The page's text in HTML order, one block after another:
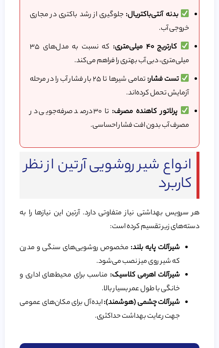
بدنه آنتی‌باکتریال: جلوگیری از رشد باکتری در مجاری
خروجی آب.
کارتریج ۴۰ میلی‌متری:
که نسبت به مدل‌های ۳۵
میلی‌متری، دبی آب بهتری را فراهم می‌کند.
تست فشار:
تمامی شیرها تا ۲۵ بار فشار آب را در مرحله
آزمایش تحمل کرده‌اند.
پرلاتور کاهنده مصرف:
تا ۳۰ درصد صرفه‌جویی در
مصرف آب بدون افت فشار احساسی.
انواع شیر روشویی آرتین از نظر
کاربرد
هر سرویس بهداشتی نیاز متفاوتی دارد. آرتین این نیازها را به
دسته‌های زیر تقسیم کرده است:
شیرآلات پایه بلند: مخصوص روشویی‌های سنگی و مدرن
که شیر روی میز نصب می‌شود.
شیرآلات اهرمی کلاسیک: مناسب برای محیط‌های اداری و
خانگی با طول عمر بسیار بالا.
شیرآلات چشمی (هوشمند):ایده‌آل برای مکان‌های عمومی
جهت رعایت بهداشت حداکثری.